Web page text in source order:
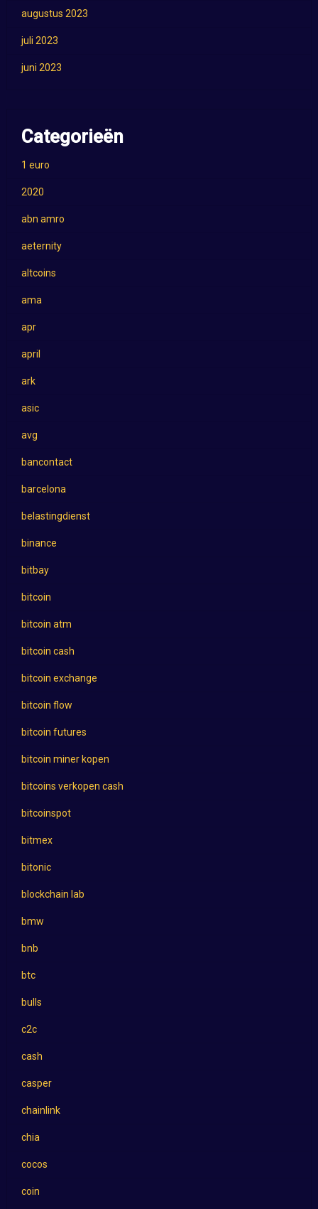
augustus 2023
juli 2023
juni 2023
Categorieën
1 euro
2020
abn amro
aeternity
altcoins
ama
apr
april
ark
asic
avg
bancontact
barcelona
belastingdienst
binance
bitbay
bitcoin
bitcoin atm
bitcoin cash
bitcoin exchange
bitcoin flow
bitcoin futures
bitcoin miner kopen
bitcoins verkopen cash
bitcoinspot
bitmex
bitonic
blockchain lab
bmw
bnb
btc
bulls
c2c
cash
casper
chainlink
chia
cocos
coin